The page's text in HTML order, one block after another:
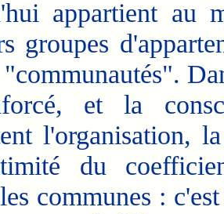
appartient au
groupes
et la
l'organisation,
du
communes :